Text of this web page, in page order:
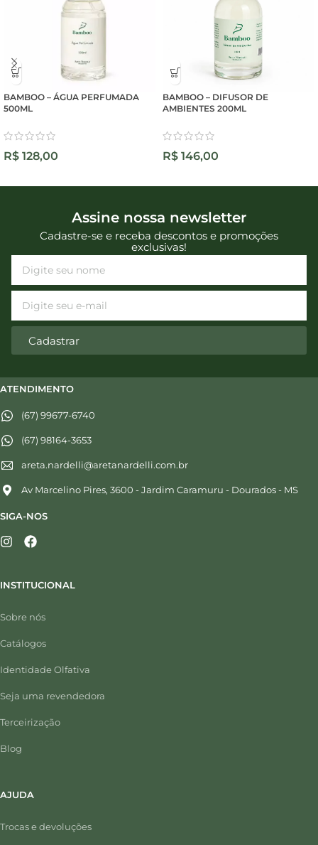
BAMBOO – ÁGUA PERFUMADA
500ML
R$ 128,00
BAMBOO – DIFUSOR DE
AMBIENTES 200ML
R$ 146,00
Assine nossa newsletter
Cadastre-se e receba descontos e promoções
exclusivas!
Cadastrar
ATENDIMENTO
(67) 99677-6740
(67) 98164-3653
areta.nardelli@aretanardelli.com.br
Av Marcelino Pires, 3600 - Jardim Caramuru - Dourados - MS
SIGA-NOS
INSTITUCIONAL
Sobre nós
Catálogos
Identidade Olfativa
Seja uma revendedora
Terceirização
Blog
AJUDA
Trocas e devoluções